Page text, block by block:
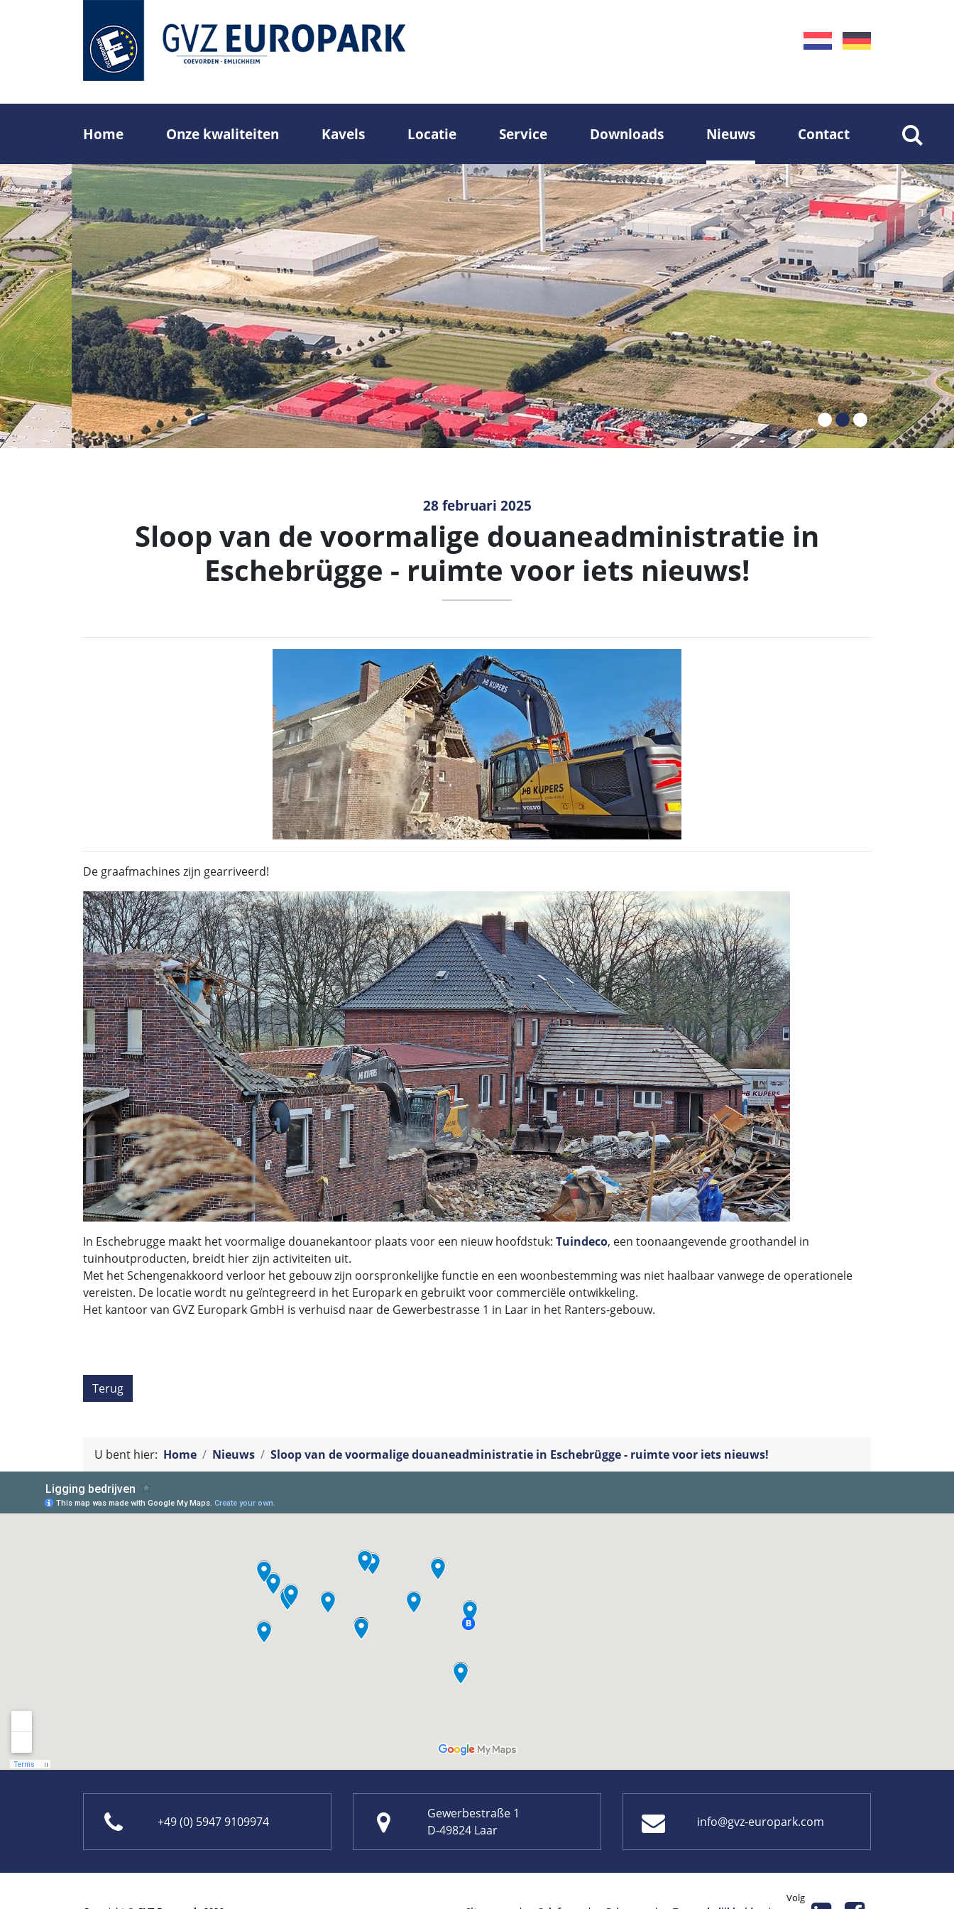
Home Onze kwaliteiten Kavels Locatie Service Downloads Nieuws Contact
28 februari 2025
Sloop van de voormalige douaneadministratie in
Eschebrügge - ruimte voor iets nieuws!
De graafmachines zijn gearriveerd!
In Eschebrugge maakt het voormalige douanekantoor plaats voor een nieuw hoofdstuk: Tuindeco, een toonaangevende groothandel in
tuinhoutproducten, breidt hier zijn activiteiten uit.
Met het Schengenakkoord verloor het gebouw zijn oorspronkelijke functie en een woonbestemming was niet haalbaar vanwege de operationele
vereisten. De locatie wordt nu geïntegreerd in het Europark en gebruikt voor commerciële ontwikkeling.
Het kantoor van GVZ Europark GmbH is verhuisd naar de Gewerbestrasse 1 in Laar in het Ranters-gebouw.
Terug
U bent hier: Home Nieuws Sloop van de voormalige douaneadministratie in Eschebrügge - ruimte voor iets nieuws!
+49 (0) 5947 9109974
Gewerbestraße 1
D-49824 Laar
info@gvz-europark.com
Volg